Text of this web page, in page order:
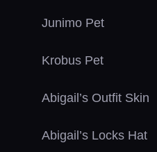
Junimo Pet
Krobus Pet
Abigail’s Outfit Skin
Abigail’s Locks Hat